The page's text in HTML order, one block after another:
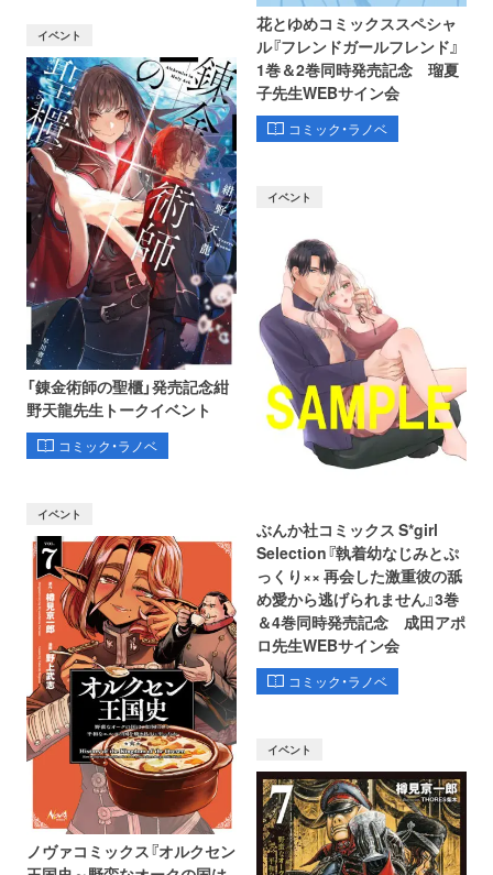
花とゆめコミックススペシャ
ル『フレンドガールフレンド』
1巻＆2巻同時発売記念 瑠夏
子先生WEBサイン会
コミック・ラノベ
イベント
「錬金術師の聖櫃」発売記念紺
野天龍先生トークイベント
コミック・ラノベ
イベント
ぶんか社コミックス S*girl
Selection『執着幼なじみとぷ
っくり×× 再会した激重彼の舐
め愛から逃げられません』3巻
＆4巻同時発売記念 成田アポ
ロ先生WEBサイン会
コミック・ラノベ
イベント
ノヴァコミックス『オルクセン
イベント